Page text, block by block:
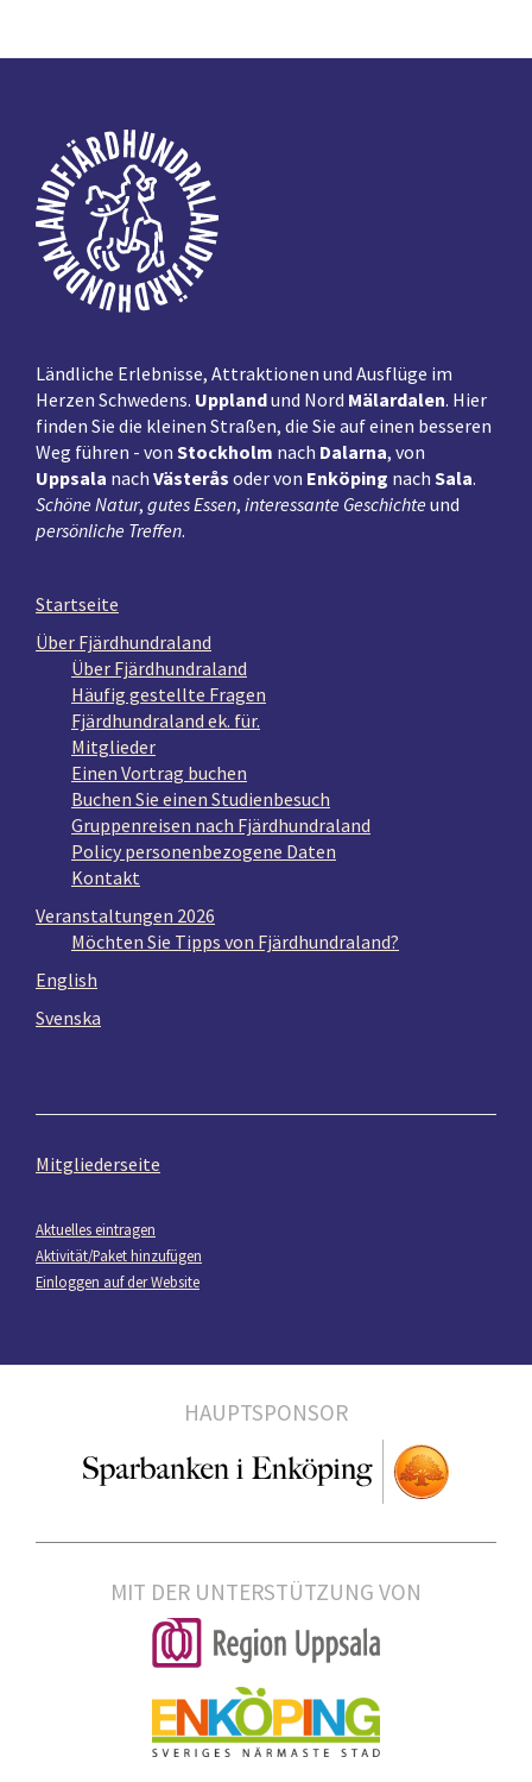
Fußzeile
Ländliche Erlebnisse, Attraktionen und Ausflüge im
Herzen Schwedens. Upplandund Nord Mälardalen. Hier
finden Sie die kleinen Straßen, die Sie auf einen besseren
Weg führen - von Stockholm nach Dalarna, von
Uppsala nach Västerås oder von Enköping nach Sala.
Schöne Natur, gutes Essen, interessante Geschichte und
persönliche Treffen.
Startseite
Über Fjärdhundraland
Über Fjärdhundraland
Häufig gestellte Fragen
Fjärdhundraland ek. für.
Mitglieder
Einen Vortrag buchen
Buchen Sie einen Studienbesuch
Gruppenreisen nach Fjärdhundraland
Policy personenbezogene Daten
Kontakt
Veranstaltungen 2026
Möchten Sie Tipps von Fjärdhundraland?
English
Svenska
Mitgliederseite
Aktuelles eintragen
Aktivität/Paket hinzufügen
Einloggen auf der Website
HAUPTSPONSOR
MIT DER UNTERSTÜTZUNG VON